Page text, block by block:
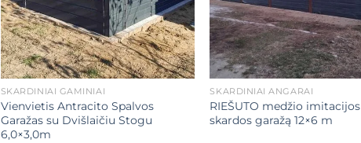
SKARDINIAI GAMINIAI
Vienvietis Antracito Spalvos
Garažas su Dvišlaičiu Stogu
6,0×3,0m
SKARDINIAI ANGARAI
RIEŠUTO medžio imitacijos
skardos garažą 12×6 m